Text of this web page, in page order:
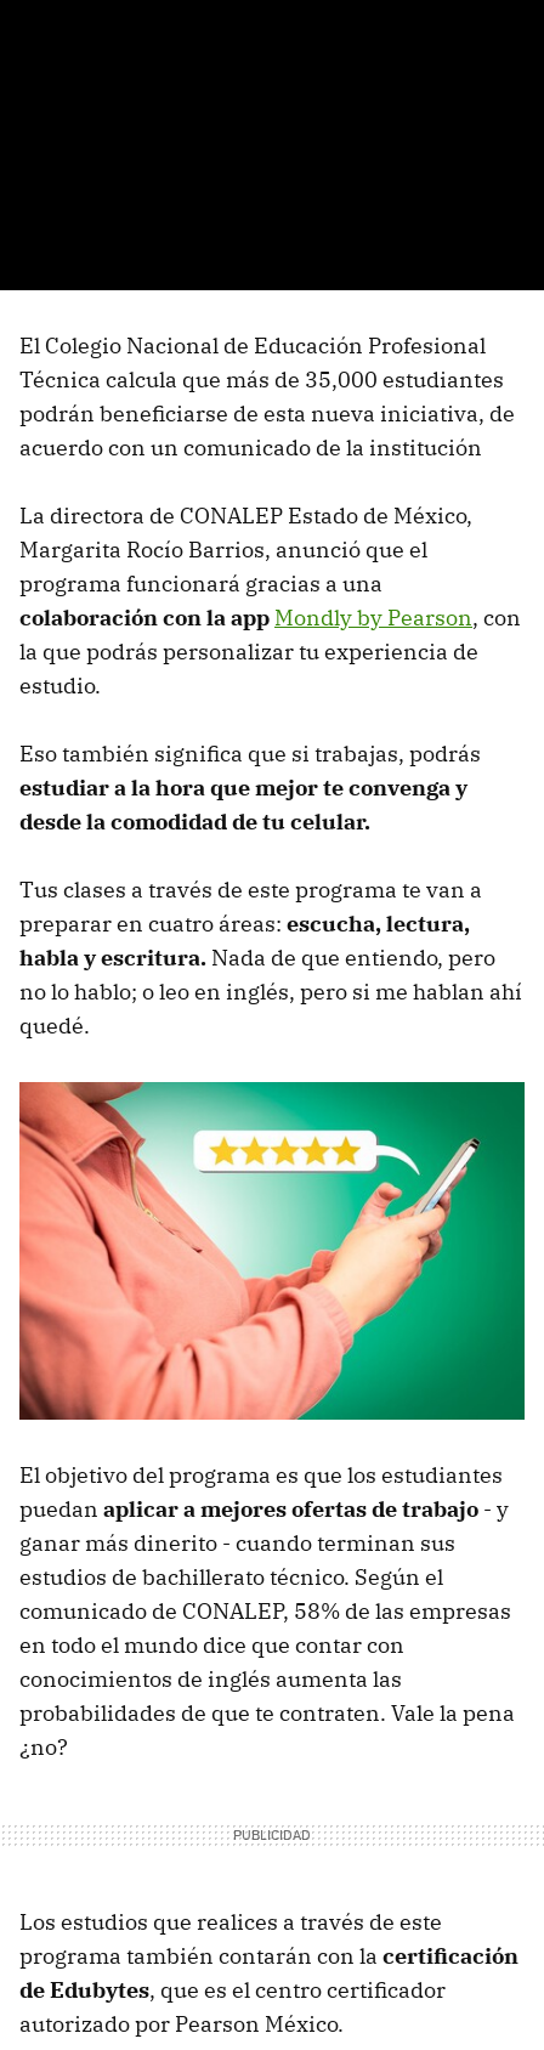
El Colegio Nacional de Educación Profesional
Técnica calcula que más de 35,000 estudiantes
podrán beneficiarse de esta nueva iniciativa, de
acuerdo con un comunicado de la institución
La directora de CONALEP Estado de México,
Margarita Rocío Barrios, anunció que el
programa funcionará gracias a una
colaboración con la app Mondly by Pearson, con
la que podrás personalizar tu experiencia de
estudio.
Eso también significa que si trabajas, podrás
estudiar a la hora que mejor te convenga y
desde la comodidad de tu celular.
Tus clases a través de este programa te van a
preparar en cuatro áreas: escucha, lectura,
habla y escritura. Nada de que entiendo, pero
no lo hablo; o leo en inglés, pero si me hablan ahí
quedé.
El objetivo del programa es que los estudiantes
puedan aplicar a mejores ofertas de trabajo - y
ganar más dinerito - cuando terminan sus
estudios de bachillerato técnico. Según el
comunicado de CONALEP, 58% de las empresas
en todo el mundo dice que contar con
conocimientos de inglés aumenta las
probabilidades de que te contraten. Vale la pena
¿no?
Los estudios que realices a través de este
programa también contarán con la certificación
de Edubytes, que es el centro certificador
autorizado por Pearson México.